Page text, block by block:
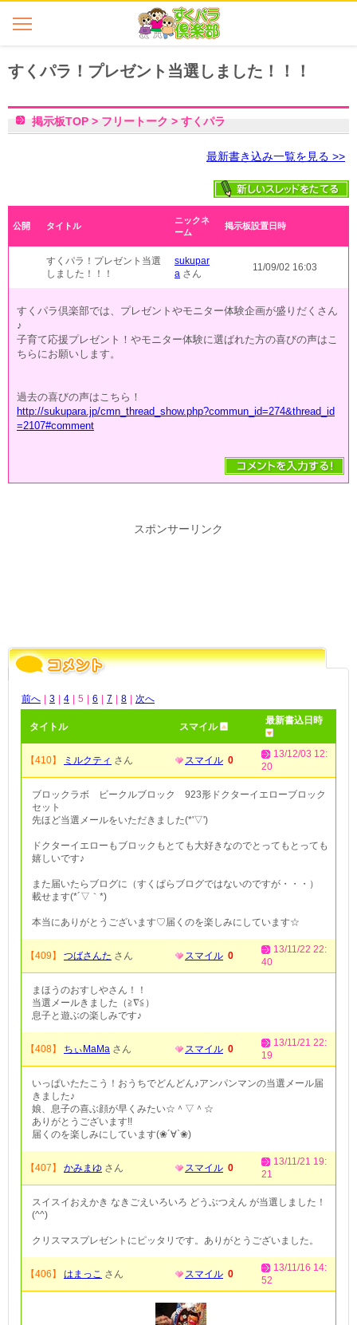
すくパラ！プレゼント当選しました！！！
最新書き込み一覧を見る >>
掲示板TOP > フリートーク > すくパラ
公開 タイトル
ニックネ
ーム
掲示板設置日時
すくパラ！プレゼント当選
しました！！！
sukupar
a さん
11/09/02 16:03
すくパラ倶楽部では、プレゼントやモニター体験企画が盛りだくさん
♪
子育て応援プレゼント！やモニター体験に選ばれた方の喜びの声はこ
ちらにお願いします。
過去の喜びの声はこちら！
http://sukupara.jp/cmn_thread_show.php?commun_id=274&thread_id
=2107#comment
スポンサーリンク
前へ 3 4 5 6 7 8 次へ
タイトル スマイル
最新書込日時
【410】 ミルクティ さん スマイル 0
13/12/03 12:
20
ブロックラボ ビークルブロック 923形ドクターイエローブロック
セット
先ほど当選メールをいただきました(*'▽')
ドクターイエローもブロックもとても大好きなのでとってもとっても
嬉しいです♪
また届いたらブログに（すくぱらブログではないのですが・・・）
載せます(*´▽｀*)
本当にありがとうございます♡届くのを楽しみにしています☆
【409】 つばさんた さん スマイル 0
13/11/22 22:
40
まほうのおすしやさん！！
当選メールきました（≧∇≦）
息子と遊ぶの楽しみです♪
【408】 ちぃMaMa さん スマイル 0
13/11/21 22:
19
いっぱいたたこう！おうちでどんどん♪アンパンマンの当選メール届
きました♪
娘、息子の喜ぶ顔が早くみたい☆＾▽＾☆
ありがとうございます!!
届くのを楽しみにしています(❀´∀`❀)
【407】 かみまゆ さん スマイル 0
13/11/21 19:
21
スイスイおえかき なきごえいろいろ どうぶつえん が当選しました！
(^^)
クリスマスプレゼントにピッタリです。ありがとうございました。
【406】 はまっこ さん スマイル 0
13/11/16 14:
52